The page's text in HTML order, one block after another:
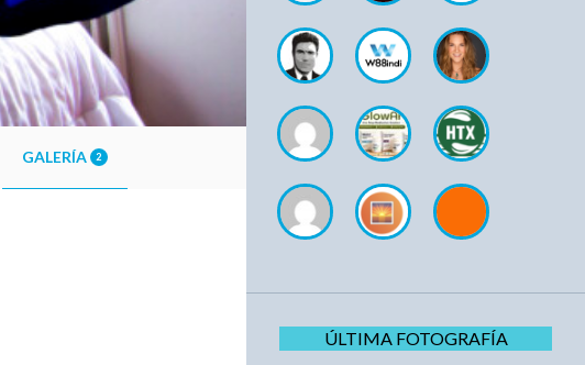
GALERÍA 2
ÚLTIMA FOTOGRAFÍA